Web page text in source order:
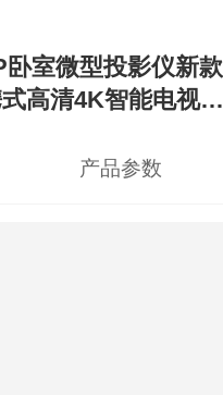
室微型投影仪新款
高清4K智能电视宿
产品参数